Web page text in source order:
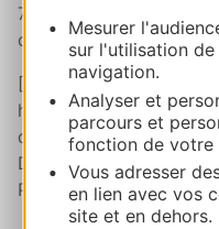
Mesurer
sur l'utilisation
navigation.
Analyser et
parcours et
fonction de votre
Vous adresser
en lien avec vos
site et en dehors.
79 % de l’offre en
durée maximale de 30
[8] INSEE – Enquêtes
hébergements
disponibles à ce jour
Données non
Plein Air